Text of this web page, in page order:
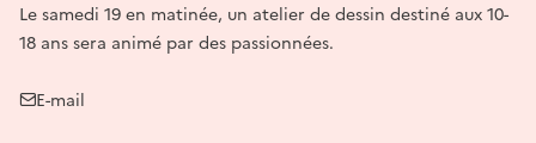
Le samedi 19 en matinée, un atelier de dessin destiné aux 10-
18 ans sera animé par des passionnées.
E-mail